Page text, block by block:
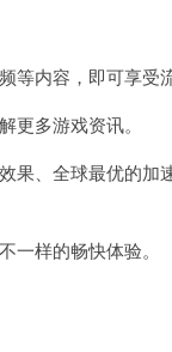
内容，即可享受流
多游戏资讯。
、全球最优的加
样的畅快体验。